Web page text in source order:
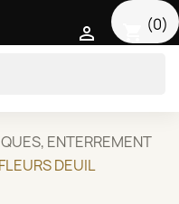
(0)

ENTERREMENT
DEUIL